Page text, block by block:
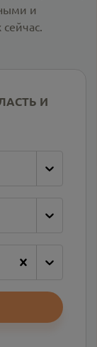
и
И